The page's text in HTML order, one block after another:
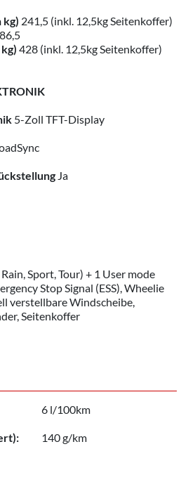
kg) 241,5 (inkl. 12,5kg Seitenkoffer)
428 (inkl. 12,5kg Seitenkoffer)
5-Zoll TFT-Display
Ja
Sport, Tour) + 1 User mode
Stop Signal (ESS), Wheelie
verstellbare Windscheibe,
Seitenkoffer
6 l/100km
140 g/km